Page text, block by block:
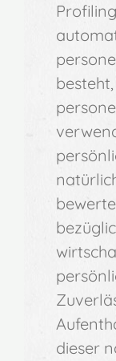
dieser